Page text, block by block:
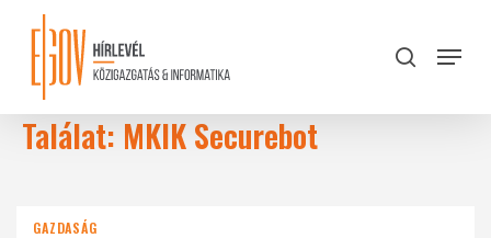
content
search
Menu
Találat: MKIK Securebot
GAZDASÁG
Close